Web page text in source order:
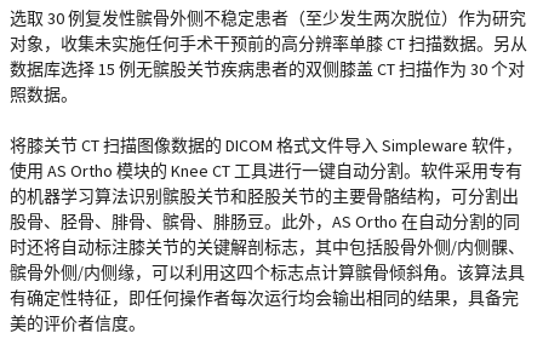
选取 30 例复发性髌骨外侧不稳定患者（至少发生两次脱位）作为研究
对象，收集未实施任何手术干预前的高分辨率单膝 CT 扫描数据。另从
数据库选择 15 例无髌股关节疾病患者的双侧膝盖 CT 扫描作为 30 个对
照数据。
将膝关节 CT 扫描图像数据的 DICOM 格式文件导入 Simpleware 软件，
使用 AS Ortho 模块的 Knee CT 工具进行一键自动分割。软件采用专有
的机器学习算法识别髌股关节和胫股关节的主要骨骼结构，可分割出
股骨、胫骨、腓骨、髌骨、腓肠豆。此外，AS Ortho 在自动分割的同
时还将自动标注膝关节的关键解剖标志，其中包括股骨外侧/内侧髁、
髌骨外侧/内侧缘，可以利用这四个标志点计算髌骨倾斜角。该算法具
有确定性特征，即任何操作者每次运行均会输出相同的结果，具备完
美的评价者信度。